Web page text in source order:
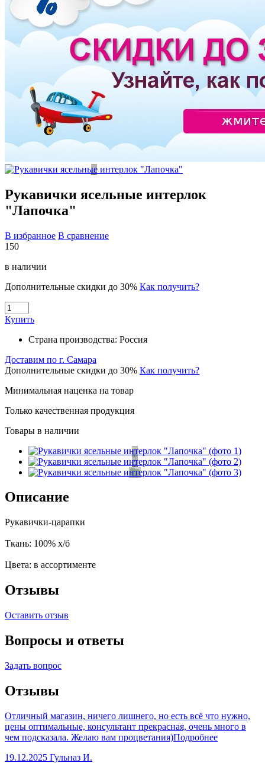
Рукавички ясельные интерлок
"Лапочка"
В избранное В сравнение
150
в наличии
Дополнительные скидки до 30% Как получить?
Купить
Страна производства: Россия
Доставим по г. Самара
Дополнительные скидки до 30% Как получить?
Минимальная наценка на товар
Только качественная продукция
Товары в наличии
Описание
Рукавички-царапки
Ткань: 100% х/б
Цвета: в ассортименте
Отзывы
Оставить отзыв
Вопросы и ответы
Задать вопрос
Отзывы
Отличный магазин, ничего лишнего, но есть всё что нужно,
цены оптимальные, консультант прекрасная, очень много в
чем подсказала. Желаю вам процветания)Подробнее
19.12.2025 Гульназ И.